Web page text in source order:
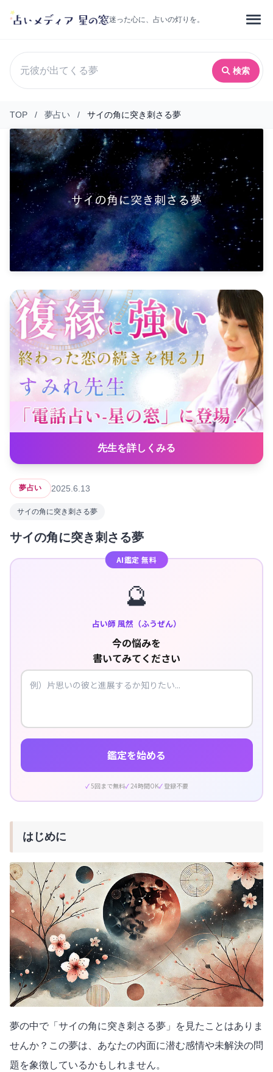
迷った心に、占いの灯りを。
検索
TOP / 夢占い / サイの角に突き刺さる夢
先生を詳しくみる
夢占い 2025.6.13
サイの角に突き刺さる夢
サイの角に突き刺さる夢
AI鑑定 無料
🔮
占い師 風然（ふうぜん）
今の悩みを
書いてみてください
鑑定を始める
5回まで無料 24時間OK 登録不要
はじめに
夢の中で「サイの角に突き刺さる夢」を見たことはありま
せんか？この夢は、あなたの内面に潜む感情や未解決の問
題を象徴しているかもしれません。